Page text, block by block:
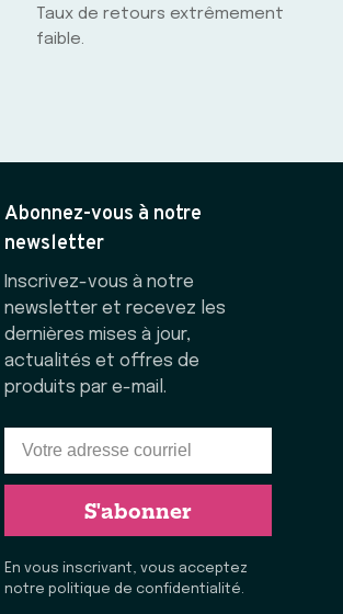
Taux de retours extrêmement
faible.
Abonnez-vous à notre
newsletter
Inscrivez-vous à notre
newsletter et recevez les
dernières mises à jour,
actualités et offres de
produits par e-mail.
S'abonner
En vous inscrivant, vous acceptez
notre politique de confidentialité.